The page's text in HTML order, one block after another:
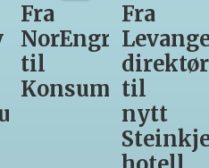
Fra
Levanger-
direktør
til
Steinkjer-
12
får
være
med
Asko